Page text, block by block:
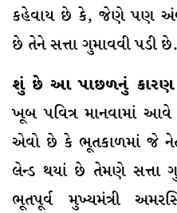
કહેવાય છે કે, જેણે પણ
છે તેને સત્તા ગુમાવવી
શું છે આ પાછળનું કારણ
ખૂબ પવિત્ર માનવામાં
એવો છે કે ભૂતકાળમાં જે
લેન્ડ થયાં છે તેમણે સત્તા
ભૂતપૂર્વ મુખ્યમંત્રી